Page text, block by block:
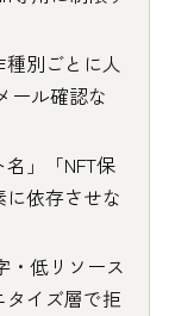
種別ごとに人
ール確認な
」「NFT保
依存させな
・低リソース
イズ層で拒